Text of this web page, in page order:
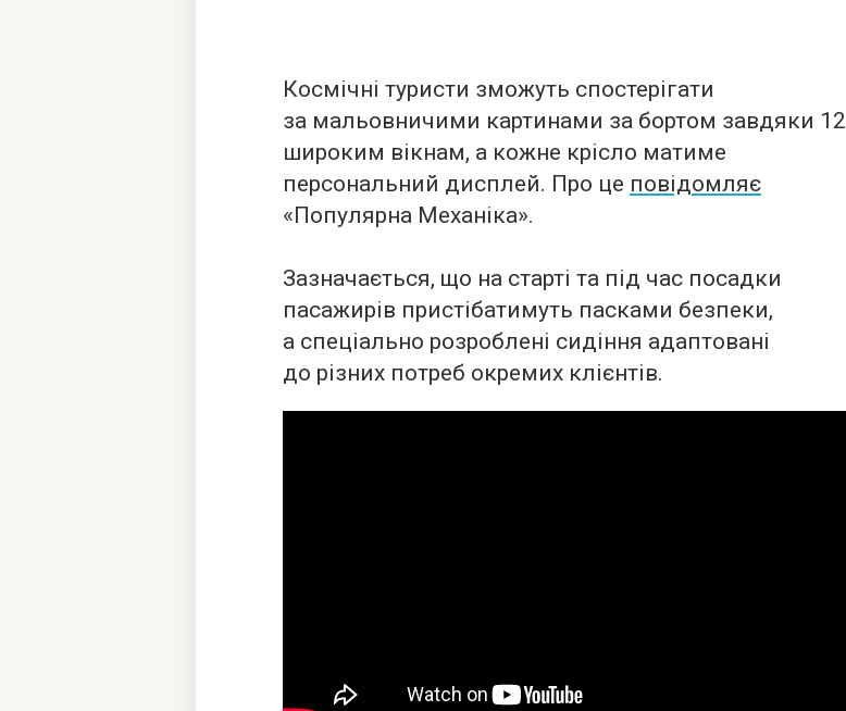
Космічні туристи зможуть спостерігати
за мальовничими картинами за бортом завдяки 12
широким вікнам, а кожне крісло матиме
персональний дисплей. Про це повідомляє
«Популярна Механіка».
Зазначається, що на старті та під час посадки
пасажирів пристібатимуть пасками безпеки,
а спеціально розроблені сидіння адаптовані
до різних потреб окремих клієнтів.